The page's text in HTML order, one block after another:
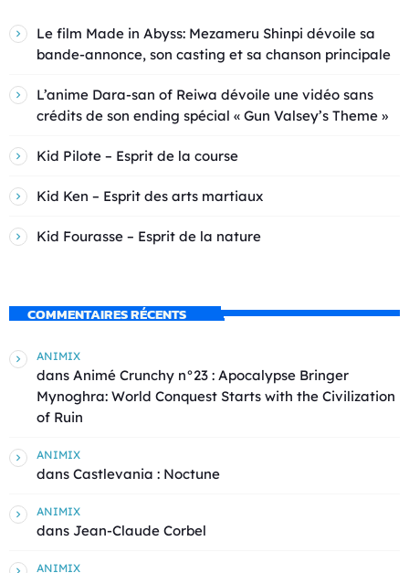
Le film Made in Abyss: Mezameru Shinpi dévoile sa
bande-annonce, son casting et sa chanson principale
L’anime Dara-san of Reiwa dévoile une vidéo sans
crédits de son ending spécial « Gun Valsey’s Theme »
Kid Pilote – Esprit de la course
Kid Ken – Esprit des arts martiaux
Kid Fourasse – Esprit de la nature
COMMENTAIRES RÉCENTS
ANIMIX
dans Animé Crunchy n°23 : Apocalypse Bringer
Mynoghra: World Conquest Starts with the Civilization
of Ruin
ANIMIX
dans Castlevania : Noctune
ANIMIX
dans Jean-Claude Corbel
ANIMIX